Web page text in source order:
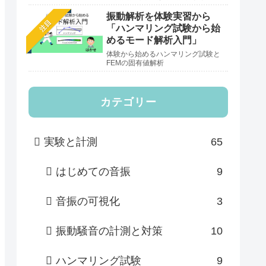
注目
振動解析を体験実習から
「ハンマリング試験から始
めるモード解析入門」
体験から始めるハンマリング試験と
FEMの固有値解析
カテゴリー
実験と計測 65
はじめての音振 9
音振の可視化 3
振動騒音の計測と対策 10
ハンマリング試験 9